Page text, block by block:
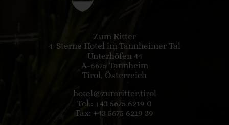
Zum Ritter
4-Sterne Hotel im Tannheimer Tal
Unterhöfen 44
A-6675 Tannheim
Tirol, Österreich
hotel@zumritter.tirol
Tel.: +43 5675 6219 0
Fax: +43 5675 6219 39